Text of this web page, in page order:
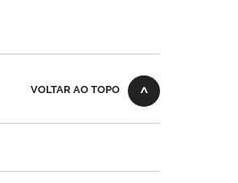
VOLTAR AO TOPO